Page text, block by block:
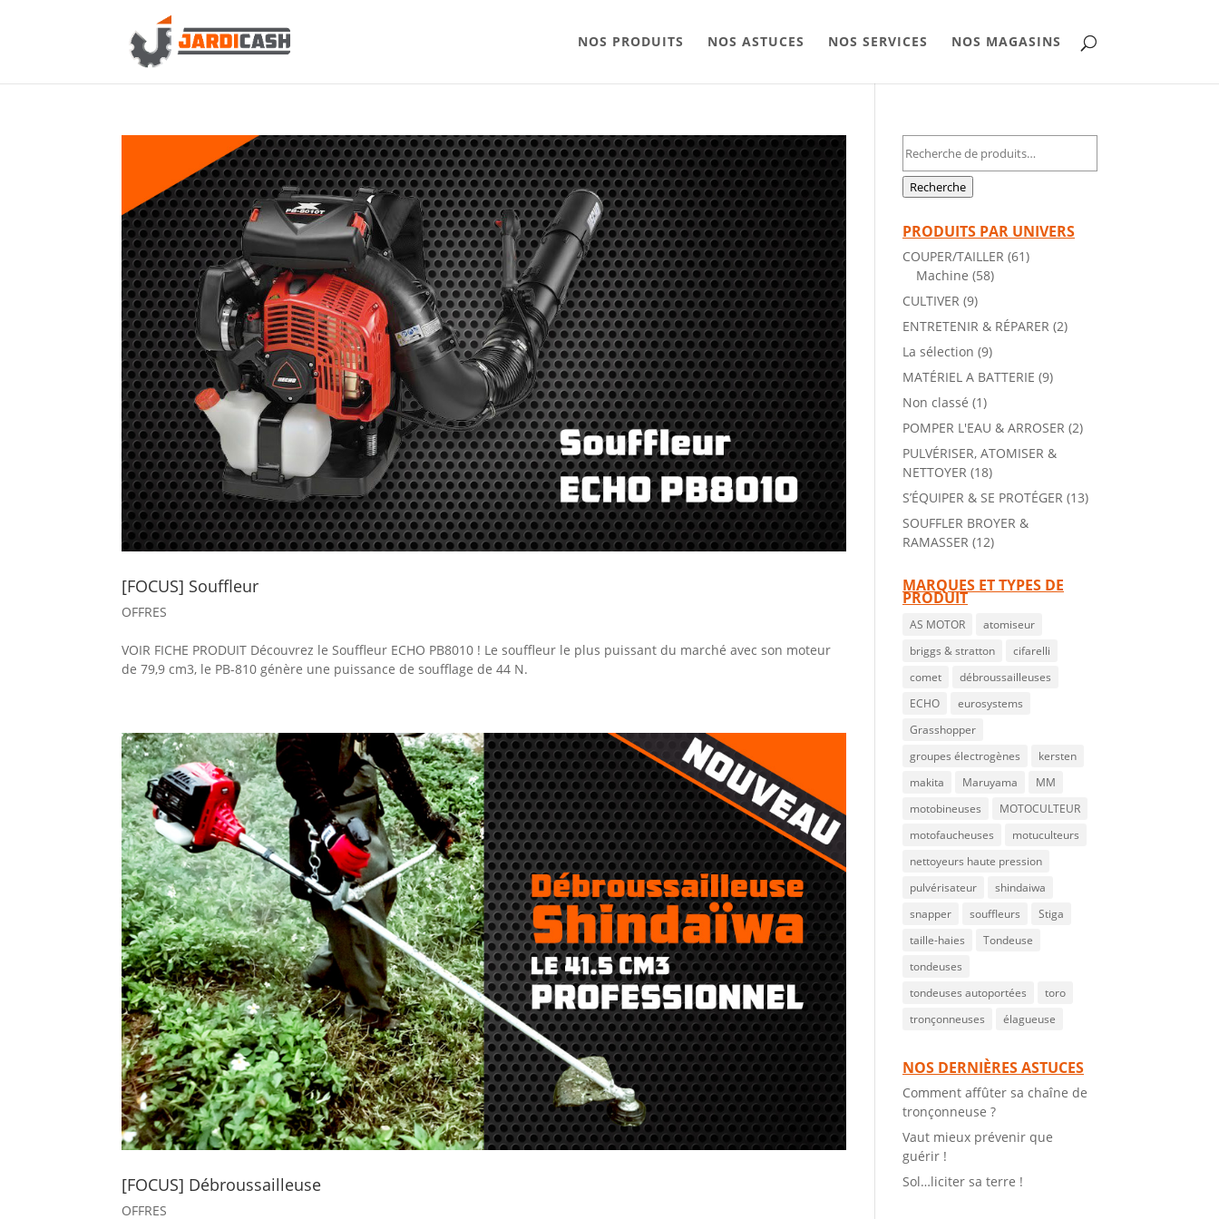
NOS PRODUITS NOS ASTUCES NOS SERVICES NOS MAGASINS
[FOCUS] Souffleur
OFFRES
VOIR FICHE PRODUIT Découvrez le Souffleur ECHO PB8010 ! Le souffleur le plus puissant du marché avec son moteur
de 79,9 cm3, le PB-810 génère une puissance de soufflage de 44 N.
[FOCUS] Débroussailleuse
OFFRES
pour :
Recherche
PRODUITS PAR UNIVERS
COUPER/TAILLER (61)
Machine (58)
CULTIVER (9)
ENTRETENIR & RÉPARER (2)
La sélection (9)
MATÉRIEL A BATTERIE (9)
Non classé (1)
POMPER L'EAU & ARROSER (2)
PULVÉRISER, ATOMISER &
NETTOYER (18)
S’ÉQUIPER & SE PROTÉGER (13)
SOUFFLER BROYER &
RAMASSER (12)
MARQUES ET TYPES DE
PRODUIT
AS MOTOR
atomiseur
briggs & stratton
cifarelli
comet
débroussailleuses
ECHO
eurosystems
Grasshopper
groupes électrogènes
kersten
makita
Maruyama
MM
motobineuses
MOTOCULTEUR
motofaucheuses
motuculteurs
nettoyeurs haute pression
pulvérisateur
shindaiwa
snapper
souffleurs
Stiga
taille-haies
Tondeuse
tondeuses
tondeuses autoportées
toro
tronçonneuses
élagueuse
NOS DERNIÈRES ASTUCES
Comment affûter sa chaîne de
tronçonneuse ?
Vaut mieux prévenir que
guérir !
Sol…liciter sa terre !